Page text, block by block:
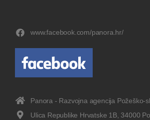
www.facebook.com/panora.hr/
Panora - Razvojna agencija Požeško-
Ulica Republike Hrvatske 1B, 34000